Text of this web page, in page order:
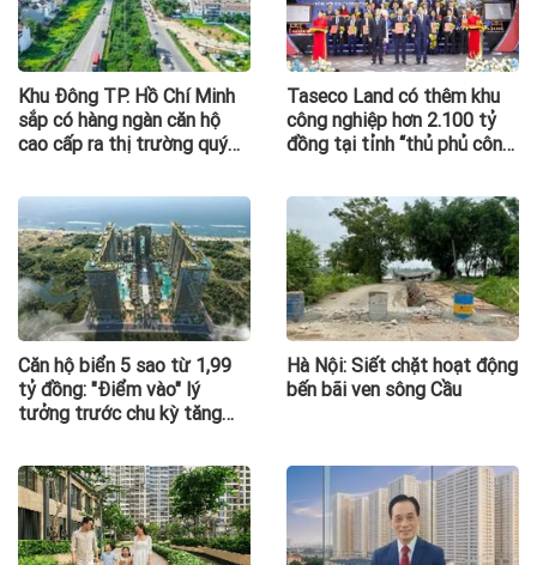
Khu Đông TP. Hồ Chí Minh
sắp có hàng ngàn căn hộ
cao cấp ra thị trường quý
Taseco Land có thêm khu
công nghiệp hơn 2.100 tỷ
đồng tại tỉnh “thủ phủ công
Vingroup, Sun Group, T&T
cùng hiện diện
Căn hộ biển 5 sao từ 1,99
tỷ đồng: "Điểm vào" lý
tưởng trước chu kỳ tăng
Hà Nội: Siết chặt hoạt động
bến bãi ven sông Cầu